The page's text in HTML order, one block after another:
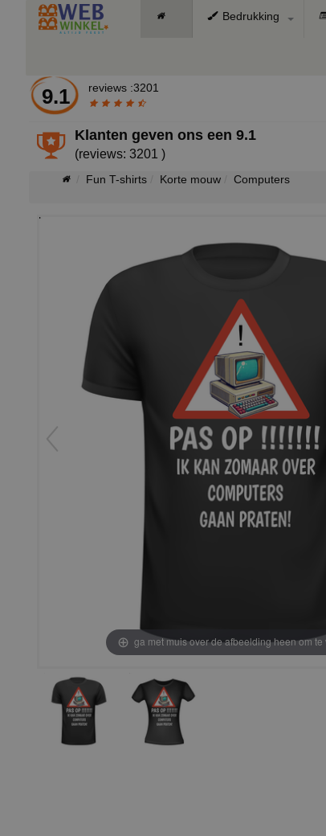
Bedrukking
9.1 reviews :3201
Klanten geven ons een9.1
(reviews: 3201 )
Fun T-shirts Korte mouw Computers
ga met muis over de afbeelding heen om te